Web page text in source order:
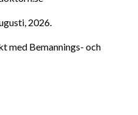
2026.
med Bemannings- och